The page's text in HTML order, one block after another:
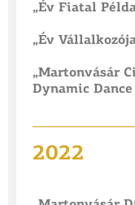
„Év Fiatal
„Év
„Martonvásár
Dynamic
2022